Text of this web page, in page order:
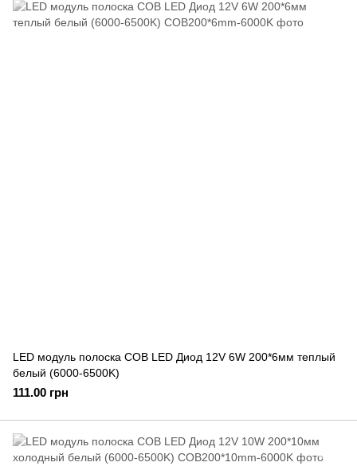
LED модуль полоска COB LED Диод 12V 6W 200*6мм теплый
белый (6000-6500K)
111.00 грн